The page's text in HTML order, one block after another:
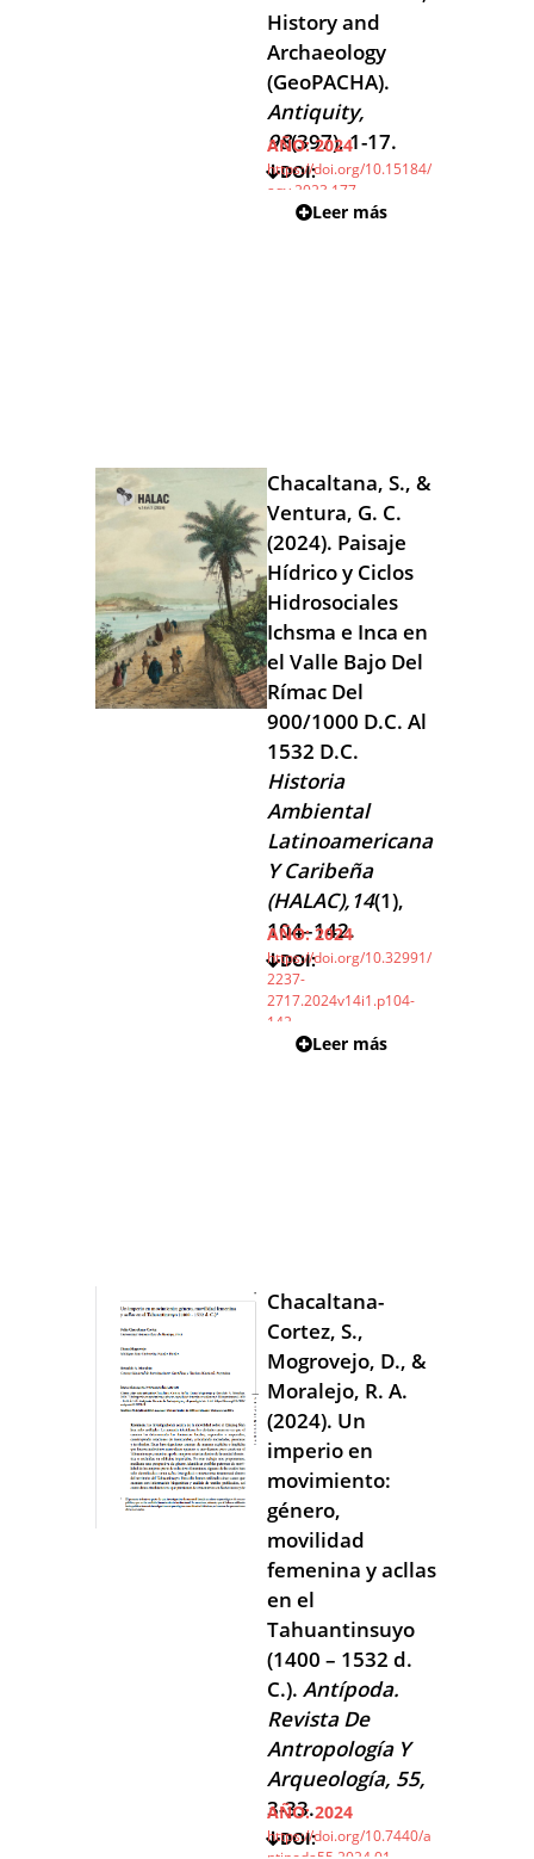
History and
Archaeology
(GeoPACHA).
Antiquity,
98(397), 1-17.
AÑO: 2024
DOI:
https://doi.org/10.15184/
aqy.2023.177
Leer más
Chacaltana, S., &
Ventura, G. C.
(2024). Paisaje
Hídrico y Ciclos
Hidrosociales
Ichsma e Inca en
el Valle Bajo Del
Rímac Del
900/1000 D.C. Al
1532 D.C.
Historia
Ambiental
Latinoamericana
Y Caribeña
(HALAC),14(1),
104–142.
AÑO: 2024
DOI:
https://doi.org/10.32991/
2237-
2717.2024v14i1.p104-
142
Leer más
Chacaltana-
Cortez, S.,
Mogrovejo, D., &
Moralejo, R. A.
(2024). Un
imperio en
movimiento:
género,
movilidad
femenina y acllas
en el
Tahuantinsuyo
(1400 – 1532 d.
C.). Antípoda.
Revista De
Antropología Y
Arqueología, 55,
3-33.
AÑO: 2024
DOI:
https://doi.org/10.7440/a